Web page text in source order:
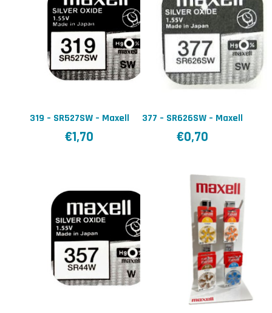
319 – SR527SW – Maxell
€1,70
377 – SR626SW – Maxell
€0,70